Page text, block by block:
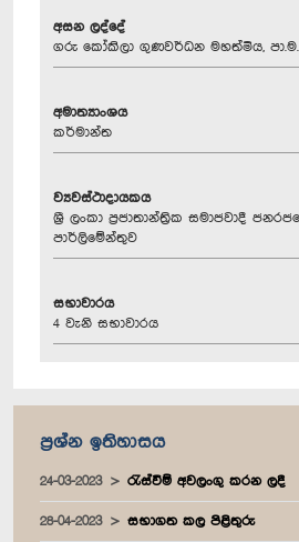
අසන ලද්දේ
ගරු කෝකිලා ගුණවර්ධන මහත්මිය, පා.ම.
අමාත්‍යාංශය
කර්මාන්ත
ව්‍යවස්ථාදායකය
ශ්‍රී ලංකා ප්‍රජාතාන්ත්‍රික සමාජවාදී
පාර්ලිමේන්තුව
සභාවාරය
4 වැනි සභාවාරය
ප්‍රශ්න ඉතිහාසය
24-03-2023 රැස්වීම් අවලංගු කරන ලදී
28-04-2023 සභාගත කල පිළිතුරු